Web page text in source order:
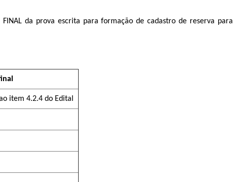
da prova escrita para formação de cadastro de reserva para
item 4.2.4 do Edital